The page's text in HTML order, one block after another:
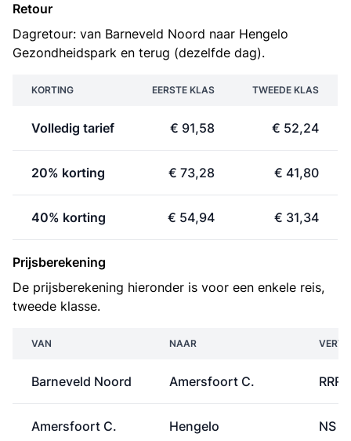
Retour
Dagretour: van Barneveld Noord naar Hengelo
Gezondheidspark en terug (dezelfde dag).
KORTING EERSTE KLAS TWEEDE KLAS
Volledig tarief € 91,58 € 52,24
20% korting € 73,28 € 41,80
40% korting € 54,94 € 31,34
Prijsberekening
De prijsberekening hieronder is voor een enkele reis,
tweede klasse.
VAN NAAR
Barneveld Noord Amersfoort C.
Amersfoort C. Hengelo NS